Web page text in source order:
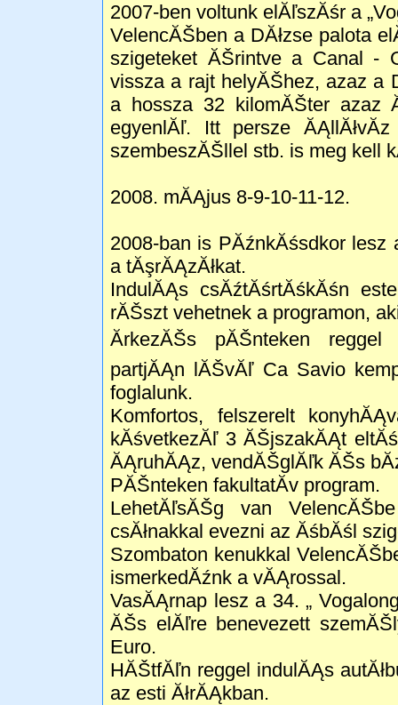
2007-ben voltunk elĂľszĂśr a
VelencĂŠben a DĂłzse palota
szigeteket ĂŠrintve a Canal -
vissza a rajt helyĂŠhez, azaz a
a hossza 32 kilomĂŠter azaz
egyenlĂľ. Itt persze
szembeszĂŠllel stb. is meg kell
2008. mĂĄjus 8-9-10-11-12.
2008-ban is PĂźnkĂśsdkor lesz
a tĂşrĂĄzĂłkat.
IndulĂĄs csĂźtĂśrtĂśkĂśn
rĂŠszt vehetnek a programon,
ĂrkezĂŠs pĂŠnteken
partjĂĄn lĂŠvĂľ Ca Savio
foglalunk.
Komfortos, felszerelt
kĂśvetkezĂľ 3 ĂŠjszakĂĄt
ĂĄruhĂĄz, vendĂŠglĂľk ĂŠs
PĂŠnteken fakultatĂ­v program.
LehetĂľsĂŠg van
csĂłnakkal evezni az ĂśbĂśl
Szombaton kenukkal
ismerkedĂźnk a vĂĄrossal.
VasĂĄrnap lesz a 34. „
ĂŠs elĂľre benevezett
Euro.
HĂŠtfĂľn reggel indulĂĄs
az esti ĂłrĂĄkban.